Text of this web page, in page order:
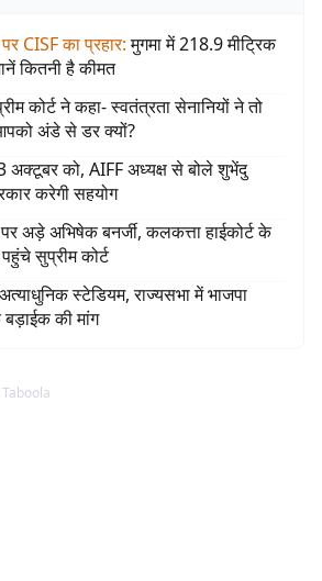
CISF का प्रहार: मुगमा में 218.9 मीट्रिक
कितनी है कीमत
कोर्ट ने कहा- स्वतंत्रता सेनानियों ने तो
अंडे से डर क्यों?
अक्टूबर को, AIFF अध्यक्ष से बोले शुभेंदु
करेगी सहयोग
अड़े अभिषेक बनर्जी, कलकत्ता हाईकोर्ट के
सुप्रीम कोर्ट
स्टेडियम, राज्यसभा में भाजपा
की मांग